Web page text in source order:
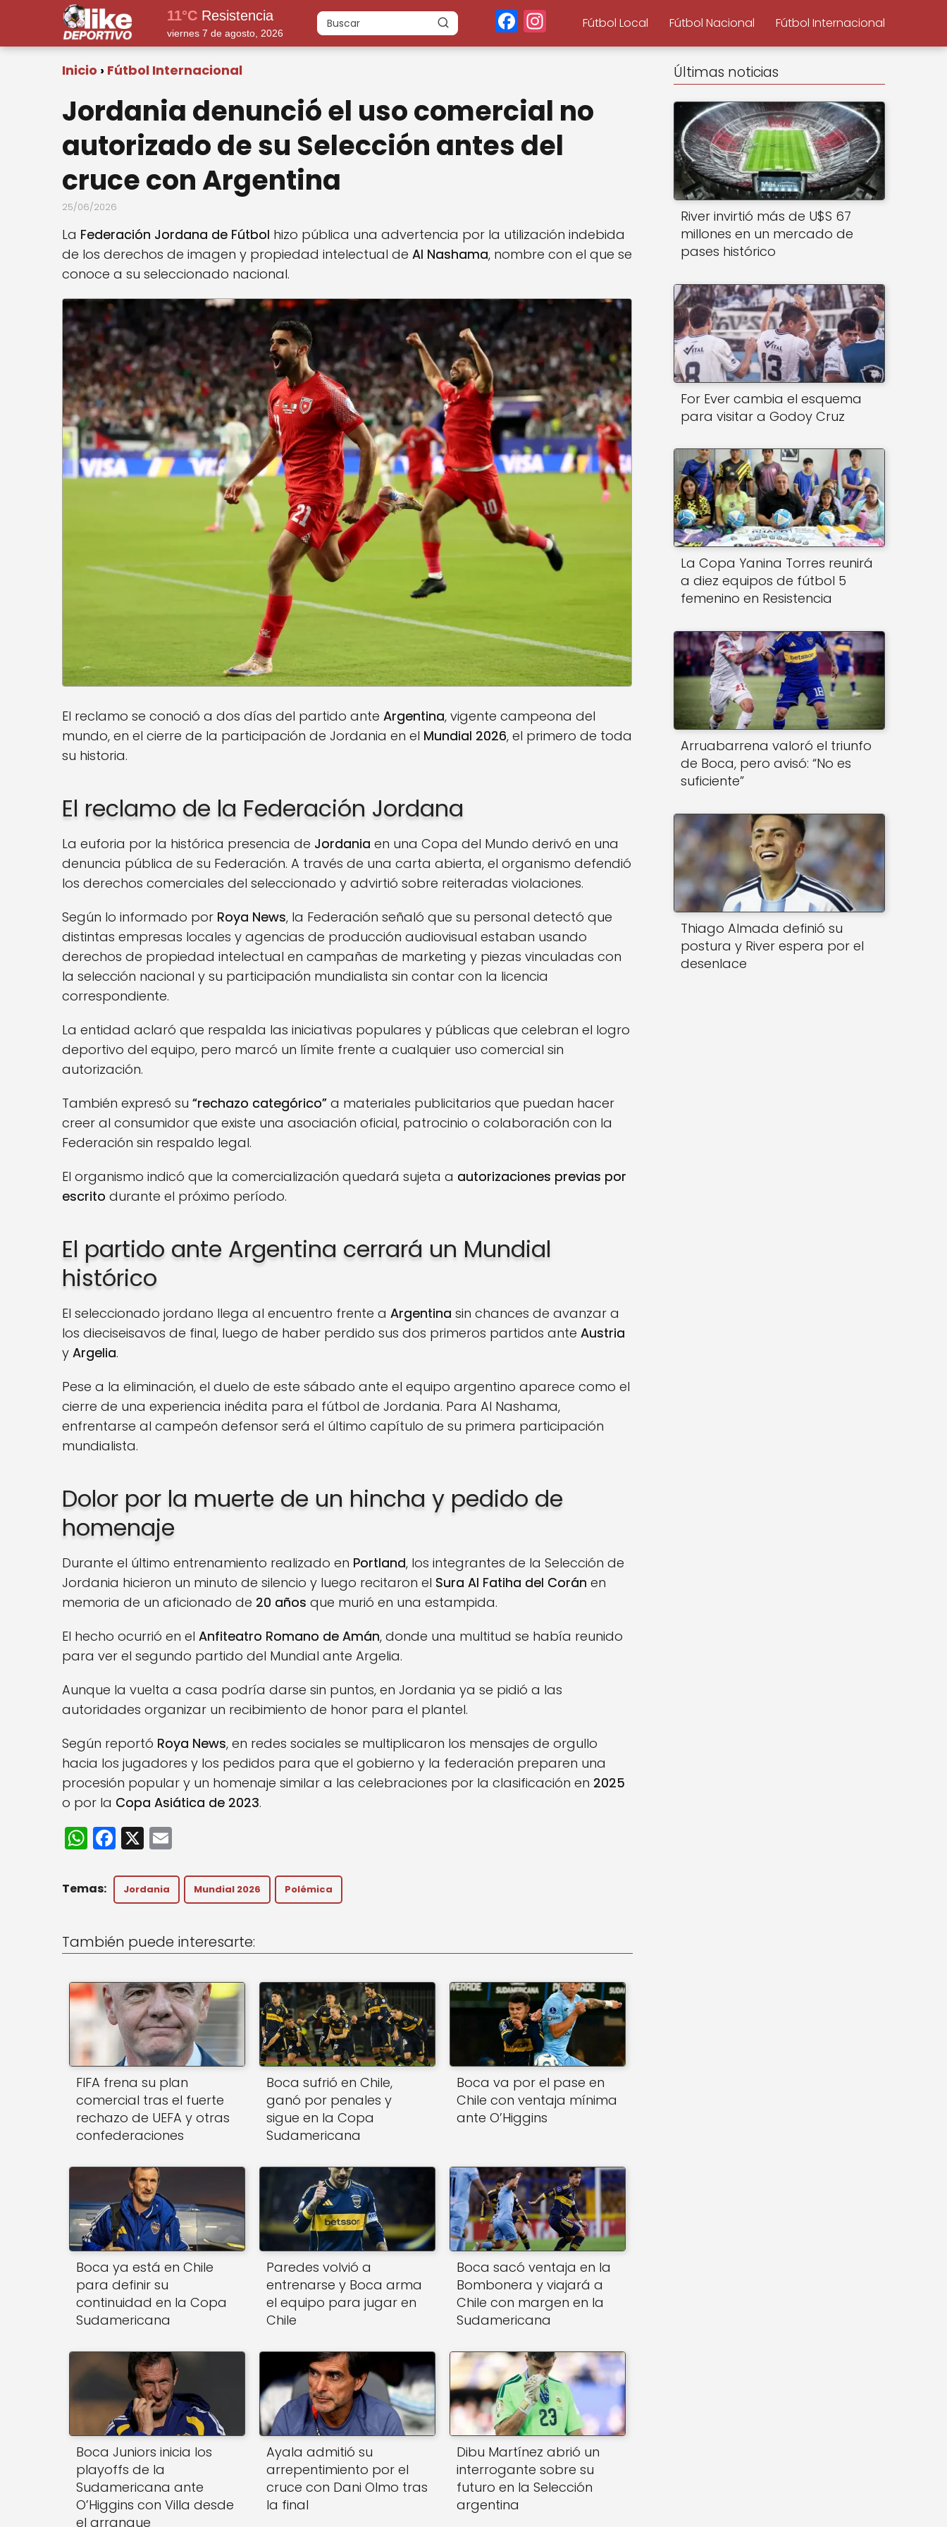
11°CResistencia
viernes 7 de agosto, 2026 F
a
b
o
o
In
st
a
m
Fútbol Local Fútbol Nacional Fútbol Internacional
Inicio Fútbol Internacional
Jordania denunció el uso comercial no
autorizado de su Selección antes del
cruce con Argentina
25/06/2026
La Federación Jordana de Fútbol hizo pública una advertencia por la utilización indebida
de los derechos de imagen y propiedad intelectual de Al Nashama, nombre con el que se
conoce a su seleccionado nacional.
El reclamo se conoció a dos días del partido ante Argentina, vigente campeona del
mundo, en el cierre de la participación de Jordania en el Mundial 2026, el primero de toda
su historia.
El reclamo de la Federación Jordana
La euforia por la histórica presencia de Jordania en una Copa del Mundo derivó en una
denuncia pública de su Federación. A través de una carta abierta, el organismo defendió
los derechos comerciales del seleccionado y advirtió sobre reiteradas violaciones.
Según lo informado por Roya News, la Federación señaló que su personal detectó que
distintas empresas locales y agencias de producción audiovisual estaban usando
derechos de propiedad intelectual en campañas de marketing y piezas vinculadas con
la selección nacional y su participación mundialista sin contar con la licencia
correspondiente.
La entidad aclaró que respalda las iniciativas populares y públicas que celebran el logro
deportivo del equipo, pero marcó un límite frente a cualquier uso comercial sin
autorización.
También expresó su “rechazo categórico” a materiales publicitarios que puedan hacer
creer al consumidor que existe una asociación oficial, patrocinio o colaboración con la
Federación sin respaldo legal.
El organismo indicó que la comercialización quedará sujeta a autorizaciones previas por
escrito durante el próximo período.
El partido ante Argentina cerrará un Mundial
histórico
El seleccionado jordano llega al encuentro frente a Argentina sin chances de avanzar a
los dieciseisavos de final, luego de haber perdido sus dos primeros partidos ante Austria
y Argelia.
Pese a la eliminación, el duelo de este sábado ante el equipo argentino aparece como el
cierre de una experiencia inédita para el fútbol de Jordania. Para Al Nashama,
enfrentarse al campeón defensor será el último capítulo de su primera participación
mundialista.
Dolor por la muerte de un hincha y pedido de
homenaje
Durante el último entrenamiento realizado en Portland, los integrantes de la Selección de
Jordania hicieron un minuto de silencio y luego recitaron el Sura Al Fatiha del Corán en
memoria de un aficionado de 20 años que murió en una estampida.
El hecho ocurrió en el Anfiteatro Romano de Amán, donde una multitud se había reunido
para ver el segundo partido del Mundial ante Argelia.
Aunque la vuelta a casa podría darse sin puntos, en Jordania ya se pidió a las
autoridades organizar un recibimiento de honor para el plantel.
Según reportó Roya News, en redes sociales se multiplicaron los mensajes de orgullo
hacia los jugadores y los pedidos para que el gobierno y la federación preparen una
procesión popular y un homenaje similar a las celebraciones por la clasificación en 2025
o por la Copa Asiática de 2023.
W
h
a
A
p
F
a
c
e
o
k
X
ai
l
Jordania Mundial 2026 Polémica
También puede interesarte:
FIFA frena su plan
comercial tras el fuerte
rechazo de UEFA y otras
confederaciones
Boca sufrió en Chile,
ganó por penales y
sigue en la Copa
Sudamericana
Boca va por el pase en
Chile con ventaja mínima
ante O’Higgins
Boca ya está en Chile
para definir su
continuidad en la Copa
Sudamericana
Paredes volvió a
entrenarse y Boca arma
el equipo para jugar en
Chile
Boca sacó ventaja en la
Bombonera y viajará a
Chile con margen en la
Sudamericana
Boca Juniors inicia los
playoffs de la
Sudamericana ante
O’Higgins con Villa desde
el arranque
Ayala admitió su
arrepentimiento por el
cruce con Dani Olmo tras
la final
Dibu Martínez abrió un
interrogante sobre su
futuro en la Selección
argentina
Últimas noticias
River invirtió más de U$S 67
millones en un mercado de
pases histórico
For Ever cambia el esquema
para visitar a Godoy Cruz
La Copa Yanina Torres reunirá
a diez equipos de fútbol 5
femenino en Resistencia
Arruabarrena valoró el triunfo
de Boca, pero avisó: “No es
suficiente”
Thiago Almada definió su
postura y River espera por el
desenlace